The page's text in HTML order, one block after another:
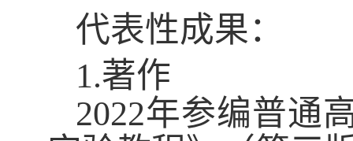
代表性成果：
1.著作
2022年参编普通